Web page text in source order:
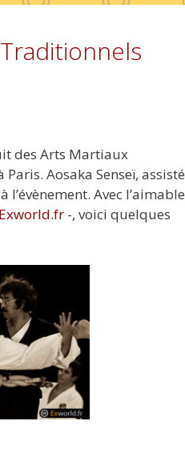
des Arts Martiaux
Aosaka Senseï, assisté
Avec l’aimable
Exworld.fr -, voici quelques